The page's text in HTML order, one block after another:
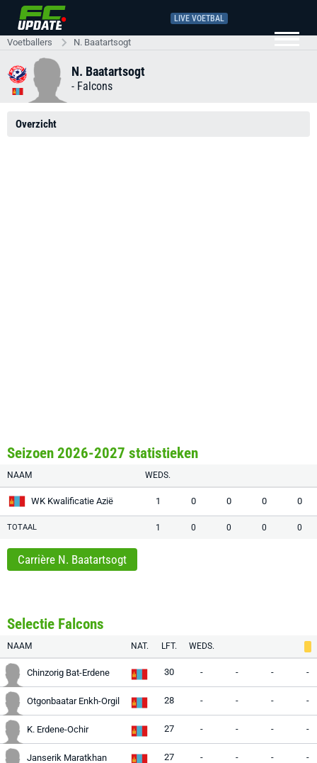
LIVE VOETBAL
Voetballers N. Baatartsogt
N. Baatartsogt
- Falcons
Overzicht
Seizoen 2026-2027 statistieken
NAAM WEDS.
WK Kwalificatie Azië 1 0 0 0 0
TOTAAL 1 0 0 0 0
Carrière N. Baatartsogt
Selectie Falcons
NAAM NAT. LFT. WEDS.
Chinzorig Bat-Erdene 30 - - - -
Otgonbaatar Enkh-Orgil 28 - - - -
K. Erdene-Ochir 27 - - - -
Janserik Maratkhan 27 - - - -